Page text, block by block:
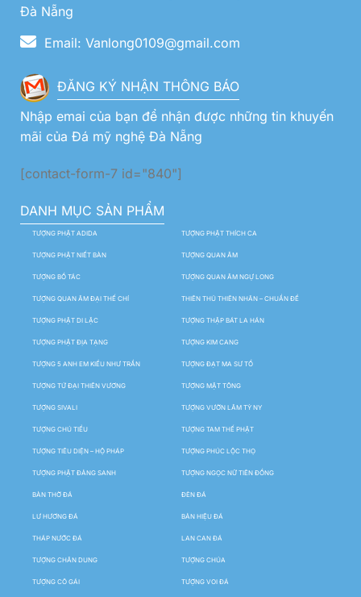
Đà Nẵng
Email: Vanlong0109@gmail.com
ĐĂNG KÝ NHẬN THÔNG BÁO
Nhập emai của bạn để nhận được những tin khuyến
mãi của Đá mỹ nghệ Đà Nẵng
[contact-form-7 id="840"]
DANH MỤC SẢN PHẨM
TƯỢNG PHẬT ADIDA TƯỢNG PHẬT THÍCH CA
TƯỢNG PHẬT NIẾT BÀN TƯỢNG QUAN ÂM
TƯỢNG BỒ TÁC TƯỢNG QUAN ÂM NGỰ LONG
TƯỢNG QUAN ÂM ĐẠI THẾ CHÍ THIÊN THỦ THIÊN NHÃN – CHUẨN ĐỀ
TƯỢNG PHẬT DI LẶC TƯỢNG THẬP BÁT LA HÁN
TƯỢNG PHẬT ĐỊA TẠNG TƯỢNG KIM CANG
TƯỢNG 5 ANH EM KIỀU NHƯ TRẦN TƯỢNG ĐẠT MA SƯ TỔ
TƯỢNG TỨ ĐẠI THIÊN VƯƠNG TƯỢNG MẬT TÔNG
TƯỢNG SIVALI TƯỢNG VƯỜN LÂM TỲ NY
TƯỢNG CHÚ TIỂU TƯỢNG TAM THẾ PHẬT
TƯỢNG TIÊU DIỆN – HỘ PHÁP TƯỢNG PHÚC LỘC THỌ
TƯỢNG PHẬT ĐẢNG SANH TƯỢNG NGỌC NỮ TIÊN ĐỒNG
BÀN THỜ ĐÁ ĐÈN ĐÁ
LƯ HƯƠNG ĐÁ BẢN HIỆU ĐÁ
THÁP NƯỚC ĐÁ LAN CAN ĐÁ
TƯỢNG CHÂN DUNG TƯỢNG CHÚA
TƯỢNG CÔ GÁI TƯỢNG VOI ĐÁ